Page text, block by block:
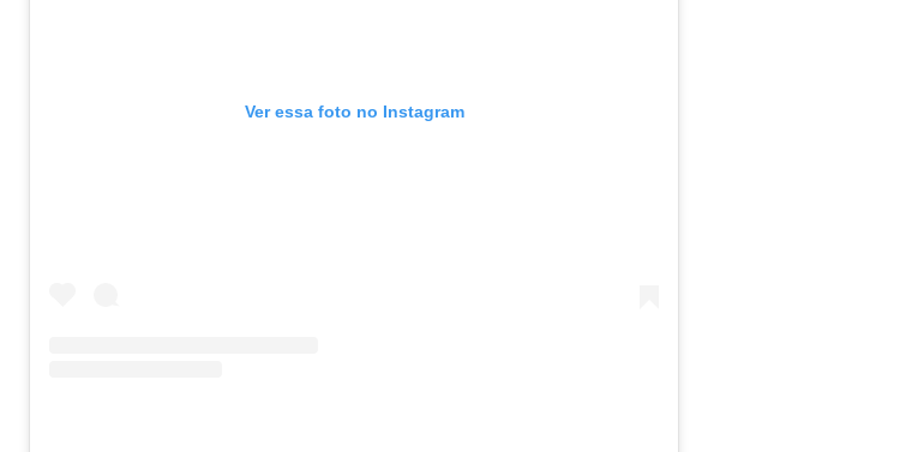
Ver essa foto no Instagram